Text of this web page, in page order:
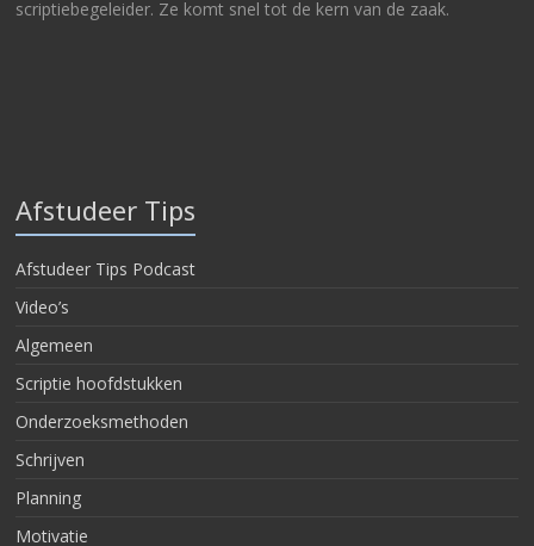
scriptiebegeleider. Ze komt snel tot de kern van de zaak.
Afstudeer Tips
Afstudeer Tips Podcast
Video’s
Algemeen
Scriptie hoofdstukken
Onderzoeksmethoden
Schrijven
Planning
Motivatie